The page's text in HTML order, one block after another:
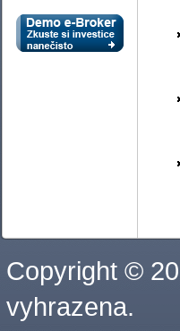
Copyright ©
vyhrazena.